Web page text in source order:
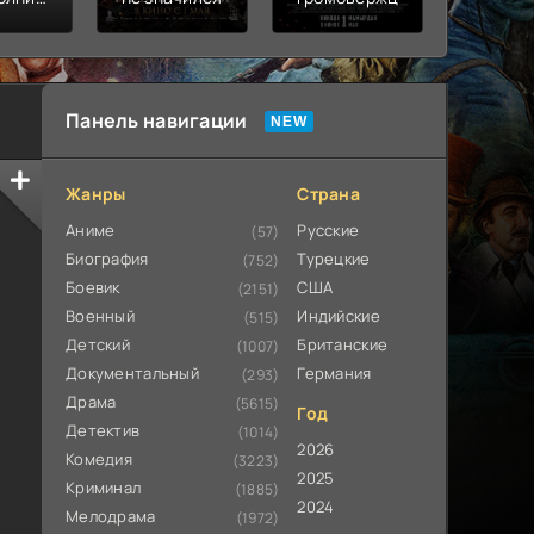
Панель навигации
Жанры
Аниме (57)
Биография (752)
Боевик (2151)
Военный (515)
Детский (1007)
Документальный (293)
Драма (5615)
Детектив (1014)
Комедия (3223)
Криминал (1885)
Мелодрама (1972)
Страна
Русские
Турецкие
США
Индийские
Британские
Германия
Год
2026
2025
2024